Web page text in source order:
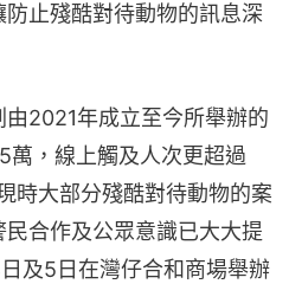
止殘酷對待動物的訊息深
2021年成立至今所舉辦的
萬，線上觸及人次更超過
時大部分殘酷對待動物的案
合作及公眾意識已大大提
及5日在灣仔合和商場舉辦